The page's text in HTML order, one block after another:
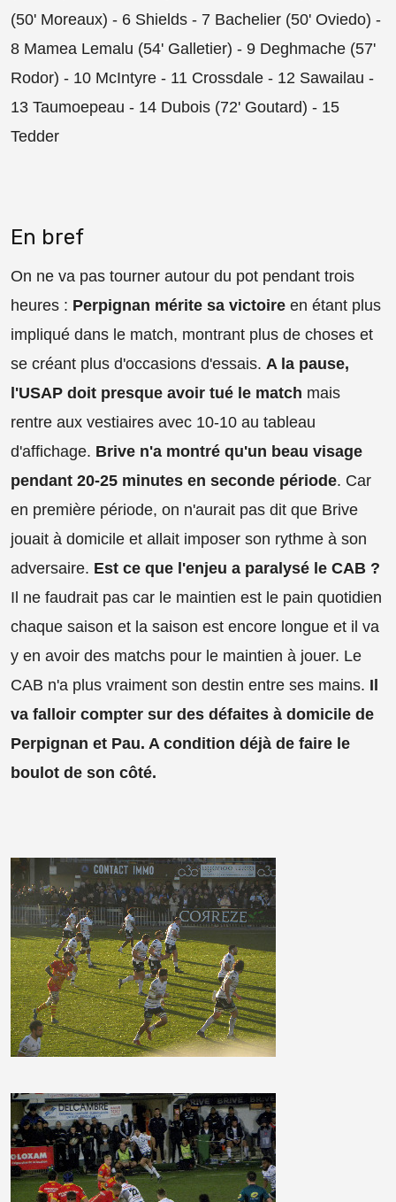
(50' Moreaux) - 6 Shields - 7 Bachelier (50' Oviedo) -
8 Mamea Lemalu (54' Galletier) - 9 Deghmache (57'
Rodor) - 10 McIntyre - 11 Crossdale - 12 Sawailau -
13 Taumoepeau - 14 Dubois (72' Goutard) - 15
Tedder
En bref
On ne va pas tourner autour du pot pendant trois
heures : Perpignan mérite sa victoire en étant plus
impliqué dans le match, montrant plus de choses et
se créant plus d'occasions d'essais. A la pause,
l'USAP doit presque avoir tué le match mais
rentre aux vestiaires avec 10-10 au tableau
d'affichage. Brive n'a montré qu'un beau visage
pendant 20-25 minutes en seconde période. Car
en première période, on n'aurait pas dit que Brive
jouait à domicile et allait imposer son rythme à son
adversaire. Est ce que l'enjeu a paralysé le CAB ?
Il ne faudrait pas car le maintien est le pain quotidien
chaque saison et la saison est encore longue et il va
y en avoir des matchs pour le maintien à jouer. Le
CAB n'a plus vraiment son destin entre ses mains. Il
va falloir compter sur des défaites à domicile de
Perpignan et Pau. A condition déjà de faire le
boulot de son côté.